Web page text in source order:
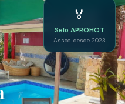
🏅
Selo APROHOT
Assoc. desde 2023